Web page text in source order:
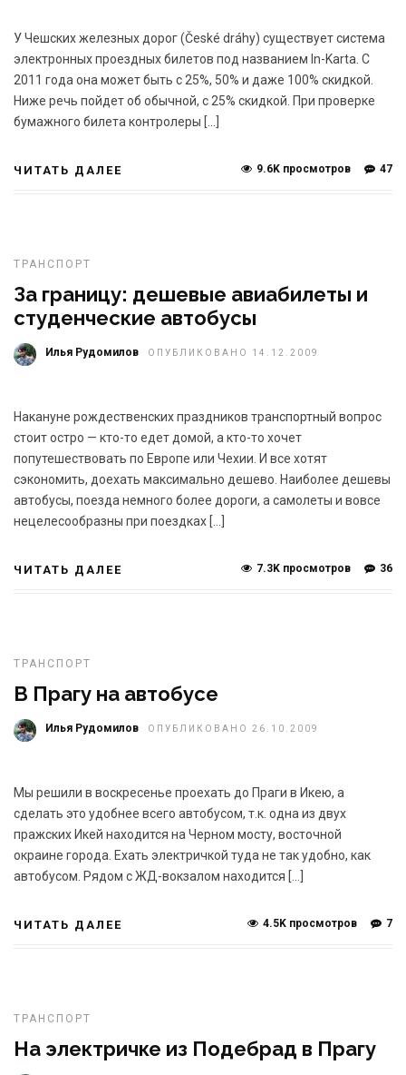
У Чешских железных дорог (České dráhy) существует система
электронных проездных билетов под названием In-Karta. С
2011 года она может быть с 25%, 50% и даже 100% скидкой.
Ниже речь пойдет об обычной, с 25% скидкой. При проверке
бумажного билета контролеры […]
ЧИТАТЬ ДАЛЕЕ 47
9.6K просмотров
ТРАНСПОРТ
За границу: дешевые авиабилеты и
студенческие автобусы
Илья Рудомилов ОПУБЛИКОВАНО 14.12.2009
Накануне рождественских праздников транспортный вопрос
стоит остро — кто-то едет домой, а кто-то хочет
попутешествовать по Европе или Чехии. И все хотят
сэкономить, доехать максимально дешево. Наиболее дешевы
автобусы, поезда немного более дороги, а самолеты и вовсе
нецелесообразны при поездках […]
ЧИТАТЬ ДАЛЕЕ 36
7.3K просмотров
ТРАНСПОРТ
В Прагу на автобусе
Илья Рудомилов ОПУБЛИКОВАНО 26.10.2009
Мы решили в воскресенье проехать до Праги в Икею, а
сделать это удобнее всего автобусом, т.к. одна из двух
пражских Икей находится на Черном мосту, восточной
окраине города. Ехать электричкой туда не так удобно, как
автобусом. Рядом с ЖД-вокзалом находится […]
ЧИТАТЬ ДАЛЕЕ 7
4.5K просмотров
ТРАНСПОРТ
На электричке из Подебрад в Прагу